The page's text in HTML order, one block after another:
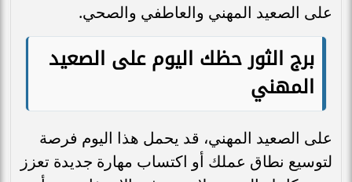
على الصعيد المهني والعاطفي والصحي.
برج الثور حظك اليوم على الصعيد
المهني
على الصعيد المهني، قد يحمل هذا اليوم فرصة
لتوسيع نطاق عملك أو اكتساب مهارة جديدة تعزز